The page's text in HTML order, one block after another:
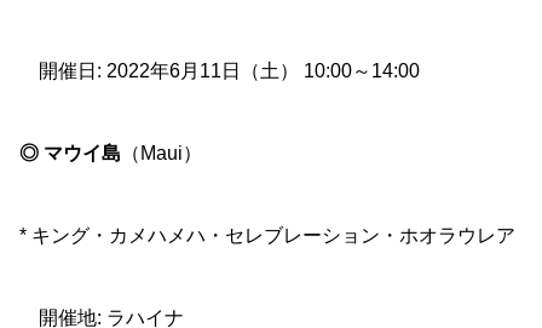
開催日: 2022年6月11日（土） 10:00～14:00
◎ マウイ島 （Maui）
* キング・カメハメハ・セレブレーション・ホオラウレア
開催地: ラハイナ